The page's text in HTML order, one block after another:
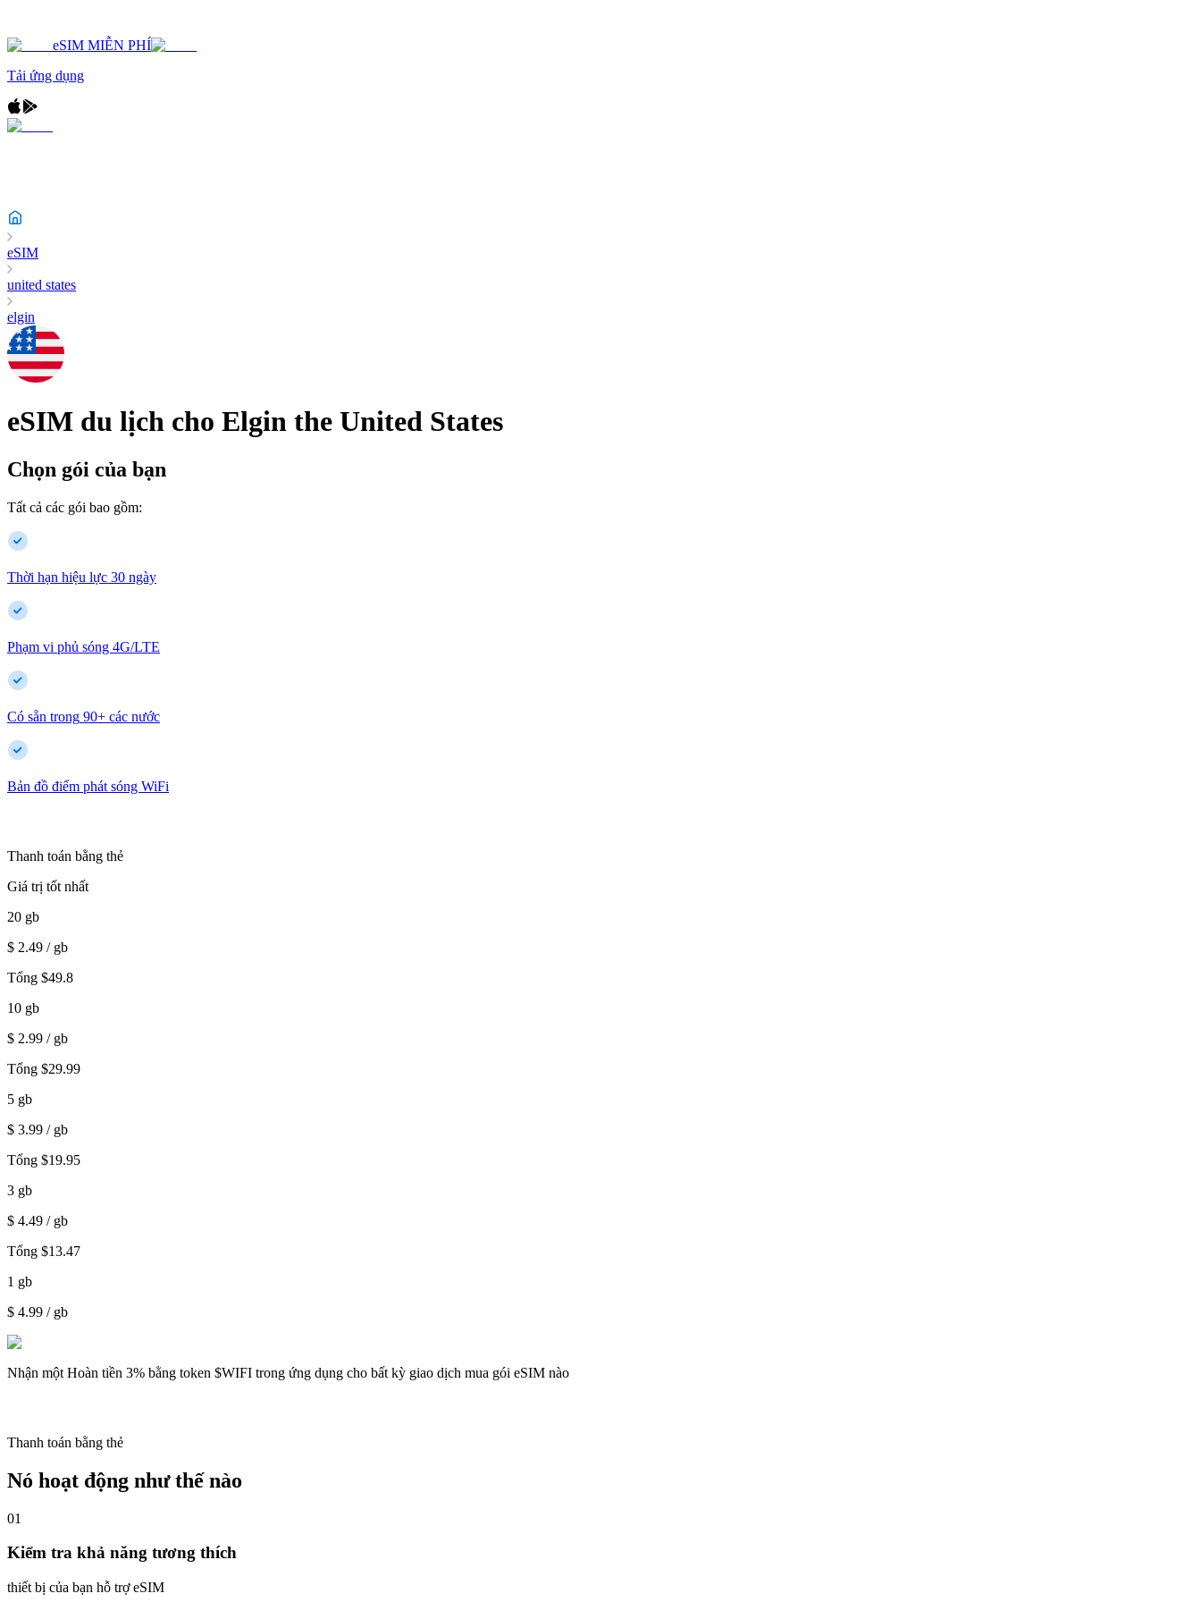
eSIM MIỄN PHÍ
Tải ứng dụng
eSIM
united states
elgin
eSIM du lịch cho Elgin the United States
Chọn gói của bạn
Tất cả các gói bao gồm:
Thời hạn hiệu lực 30 ngày
Phạm vi phủ sóng 4G/LTE
Có sẵn trong 90+ các nước
Bản đồ điểm phát sóng WiFi
Thanh toán bằng thẻ
Giá trị tốt nhất
20 gb
$ 2.49 / gb
Tổng $49.8
10 gb
$ 2.99 / gb
Tổng $29.99
5 gb
$ 3.99 / gb
Tổng $19.95
3 gb
$ 4.49 / gb
Tổng $13.47
1 gb
$ 4.99 / gb
Nhận một Hoàn tiền 3% bằng token $WIFI trong ứng dụng cho bất kỳ giao dịch mua gói eSIM nào
Thanh toán bằng thẻ
Nó hoạt động như thế nào
01
Kiểm tra khả năng tương thích
thiết bị của bạn hỗ trợ eSIM